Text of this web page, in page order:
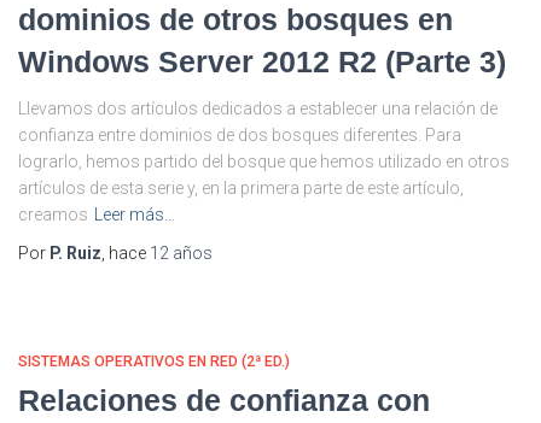
dominios de otros bosques en
Windows Server 2012 R2 (Parte 3)
Llevamos dos artículos dedicados a establecer una relación de
confianza entre dominios de dos bosques diferentes. Para
lograrlo, hemos partido del bosque que hemos utilizado en otros
artículos de esta serie y, en la primera parte de este artículo,
creamos
Leer más…
Por P. Ruiz , hace 12 años
SISTEMAS OPERATIVOS EN RED (2ª ED.)
Relaciones de confianza con